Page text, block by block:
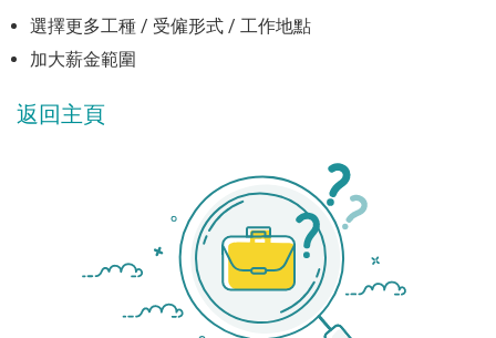
選擇更多工種 / 受僱形式 / 工作地點
加大薪金範圍
返回主頁